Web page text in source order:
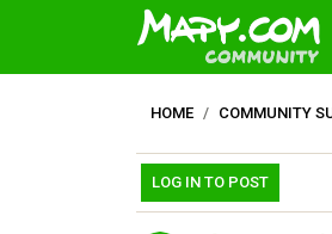
HOME COMMUNITY
LOG IN TO POST